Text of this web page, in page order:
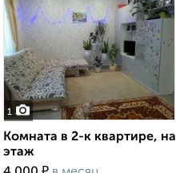
1
Комната в 2-к квартире,
этаж